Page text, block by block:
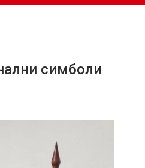
симболи